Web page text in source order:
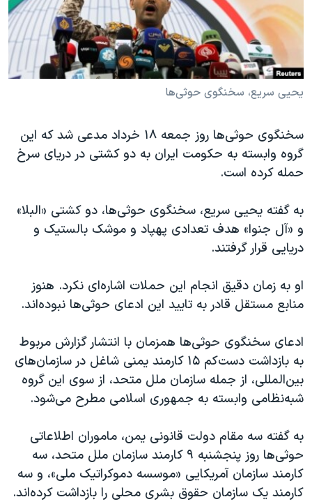
فرهنگ و زندگی
حقوق شهروندی
اقتصادی
علم و فناوری
گالری عکس
آرشیو پخش زنده
مستندها
انتخابات ریاست جمهوری آمریکا ۲۰۲۴
حمله جمهوری اسلامی به اسرائیل
رمز مهسا
اعتراضات زن، زندگی، آزادی
مجموعه مستندهای دادخواهی
دادگاه حمید نوری
چهل سال گروگان‌گیری
اعتراضات مردمی آبان ۹۸
اسرائیل در جنگ
نرگس محمدی برنده جایزه نوبل صلح
همایش محافظه‌کاران آمریکا «سی‌پک»
صفحه‌های ویژه
دنبال کنید
یحیی سریع، سخنگوی حوثی‌ها
سخنگوی حوثی‌ها روز جمعه ۱۸ خرداد مدعی شد که این
گروه وابسته به حکومت ایران به دو کشتی در دریای سرخ
حمله کرده است.
به گفته یحیی سریع، سخنگوی حوثی‌ها، دو کشتی «البلا»
و «آل جنوا» هدف تعدادی پهپاد و موشک بالستیک و
دریایی قرار گرفتند.
او به زمان دقیق انجام این حملات اشاره‌ای نکرد. هنوز
منابع مستقل قادر به تایید این ادعای حوثی‌ها نبوده‌اند.
ادعای سخنگوی حوثی‌ها همزمان با انتشار گزارش مربوط
به بازداشت دست‌کم ۱۵ کارمند یمنی شاغل در سازمان‌های
بین‌المللی، از جمله سازمان ملل متحد، از سوی این گروه
شبه‌نظامی وابسته به جمهوری اسلامی مطرح می‌شود.
به گفته سه مقام دولت قانونی یمن، ماموران اطلاعاتی
حوثی‌ها روز پنجشنبه ٩ کارمند سازمان ملل متحد، سه
کارمند سازمان آمریکایی «موسسه دموکراتیک ملی»، و سه
کارمند یک سازمان حقوق بشری محلی را بازداشت کرده‌اند.